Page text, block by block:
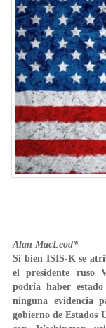
Alan MacLeod*
Si bien ISIS-K se
el presidente ruso
podría haber
ninguna evidencia
gobierno de Estados